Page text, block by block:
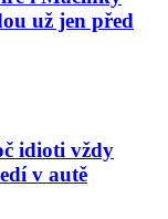
už jen před
idioti vždy
v autě